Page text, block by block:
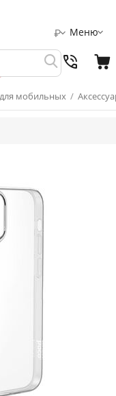
Меню
₽
мобильных /